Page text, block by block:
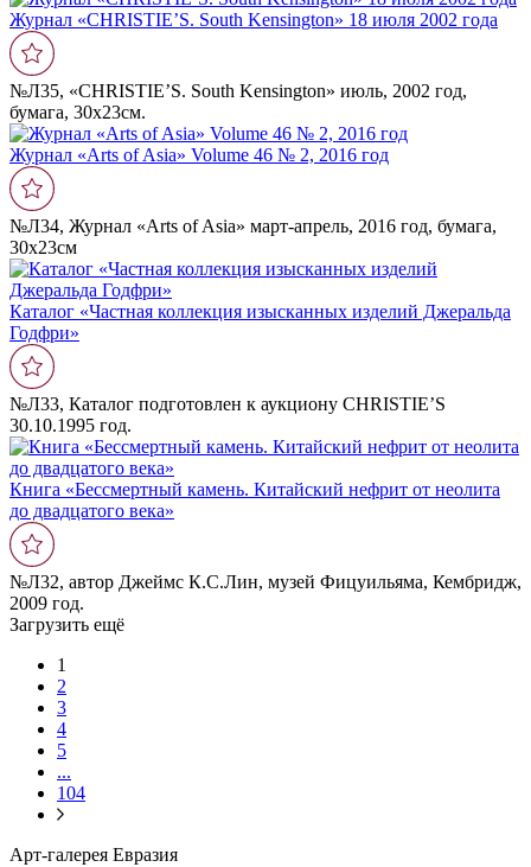
Журнал «CHRISTIE’S. South Kensington» 18 июля 2002 года
№Л35, «CHRISTIE’S. South Kensington» июль, 2002 год,
бумага, 30х23см.
Журнал «Arts of Asia» Volume 46 № 2, 2016 год
№Л34, Журнал «Arts of Asia» март-апрель, 2016 год, бумага,
30х23см
Каталог «Частная коллекция изысканных изделий Джеральда
Годфри»
№Л33, Каталог подготовлен к аукциону CHRISTIE’S
30.10.1995 год.
Книга «Бессмертный камень. Китайский нефрит от неолита
до двадцатого века»
№Л32, автор Джеймс К.С.Лин, музей Фицуильяма, Кембридж,
2009 год.
Загрузить ещё
1
2
3
4
5
...
104
Арт-галерея Евразия